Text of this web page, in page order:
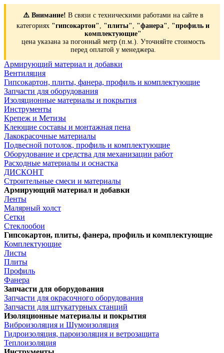
⚠️ Внимание! В связи с техническими работами на сайте в
категориях "гипсокартон", "плиты", "фанера", "профиль и
комплектующие"
цена указана за погонный метр (п.м.). Уточняйте стоимость
перед оплатой у менеджера.
Армирующий материал и добавки
Вентиляция
Гипсокартон, плиты, фанера, профиль и комплектующие
Запчасти для оборудования
Изоляционные материалы и покрытия
Инструменты
Крепеж и Метизы
Клеющие составы и монтажная пена
Лакокрасочные материалы
Подвесной потолок, профиль и комплектующие
Оборудование и средства для механизации работ
Расходные материалы и оснастка
ДИСКОНТ
Строительные смеси и материалы
Армирующий материал и добавки
Ленты
Малярный холст
Сетки
Стеклообои
Гипсокартон, плиты, фанера, профиль и комплектующие
Комплектующие
Листы
Плиты
Профиль
Фанера
Запчасти для оборудования
Запчасти для окрасочного оборудования
Запчасти для штукатурных станций
Изоляционные материалы и покрытия
Виброизоляция и Шумоизоляция
Гидроизоляция, пароизоляция и ветрозащита
Теплоизоляция